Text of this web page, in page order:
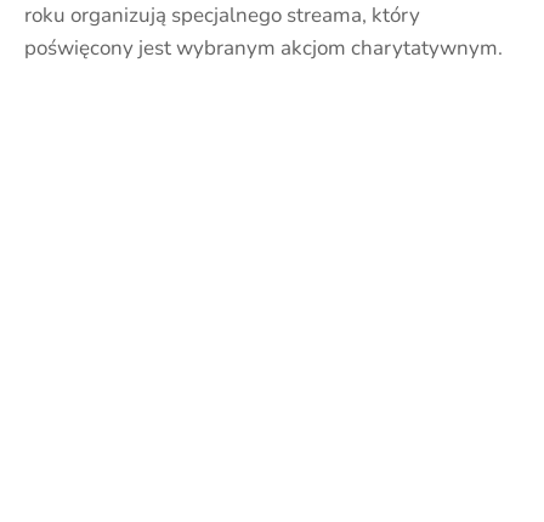
roku organizują specjalnego streama, który
poświęcony jest wybranym akcjom charytatywnym.